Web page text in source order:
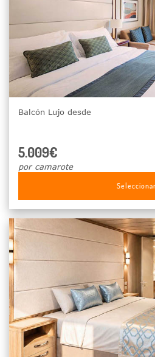
Balcón Lujo desde
5.009€
por camarote
Seleccionar